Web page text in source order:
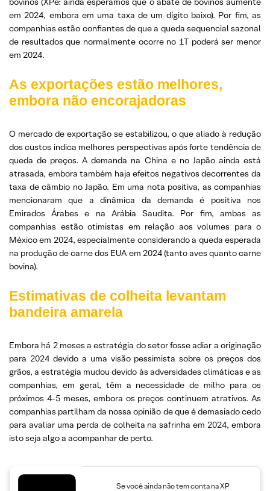
em 2024, embora em uma taxa de um dígito baixo). Por fim, as
companhias estão confiantes de que a queda sequencial sazonal
de resultados que normalmente ocorre no 1T poderá ser menor
em 2024.
As exportações estão melhores,
embora não encorajadoras
O mercado de exportação se estabilizou, o que aliado à redução
dos custos indica melhores perspectivas após forte tendência de
queda de preços. A demanda na China e no Japão ainda está
atrasada, embora também haja efeitos negativos decorrentes da
taxa de câmbio no Japão. Em uma nota positiva, as companhias
mencionaram que a dinâmica da demanda é positiva nos
Emirados Árabes e na Arábia Saudita. Por fim, ambas as
companhias estão otimistas em relação aos volumes para o
México em 2024, especialmente considerando a queda esperada
na produção de carne dos EUA em 2024 (tanto aves quanto carne
bovina).
Estimativas de colheita levantam
bandeira amarela
Embora há 2 meses a estratégia do setor fosse adiar a originação
para 2024 devido a uma visão pessimista sobre os preços dos
grãos, a estratégia mudou devido às adversidades climáticas e as
companhias, em geral, têm a necessidade de milho para os
próximos 4-5 meses, embora os preços continuem atrativos. As
companhias partilham da nossa opinião de que é demasiado cedo
para avaliar uma perda de colheita na safrinha em 2024, embora
isto seja algo a acompanhar de perto.
Se você ainda não tem conta na XP